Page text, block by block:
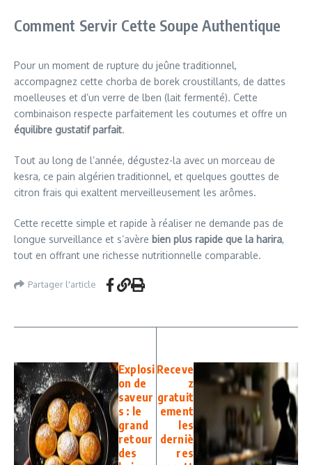
Comment Servir Cette Soupe Authentique
Pour un moment de rupture du jeûne traditionnel,
accompagnez cette chorba de borek croustillants, de dattes
moelleuses et d’un verre de lben (lait fermenté). Cette
combinaison respecte parfaitement les coutumes et offre un
équilibre gustatif parfait.
Tout au long de l’année, dégustez-la avec un morceau de
kesra, ce pain algérien traditionnel, et quelques gouttes de
citron frais qui exaltent merveilleusement les arômes.
Cette recette simple et rapide à réaliser ne demande pas de
longue surveillance et s’avère bien plus rapide que la harira,
tout en offrant une richesse nutritionnelle comparable.
Partager l'article
Explosi
on de
saveur
s : le
grand
retour
des
Receve
z
gratuit
ement
les
derniè
res